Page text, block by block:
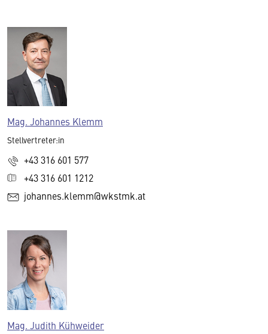
Mag. Johannes Klemm
Stellvertreter:in
+43 316 601 577
+43 316 601 1212
johannes.klemm@wkstmk.at
Mag. Judith Kühweider